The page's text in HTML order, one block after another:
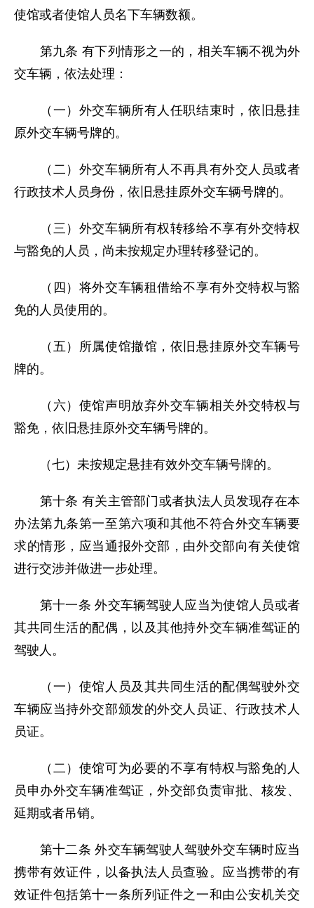
使馆或者使馆人员名下车辆数额。
第九条 有下列情形之一的，相关车辆不视为外
交车辆，依法处理：
（一）外交车辆所有人任职结束时，依旧悬挂
原外交车辆号牌的。
（二）外交车辆所有人不再具有外交人员或者
行政技术人员身份，依旧悬挂原外交车辆号牌的。
（三）外交车辆所有权转移给不享有外交特权
与豁免的人员，尚未按规定办理转移登记的。
（四）将外交车辆租借给不享有外交特权与豁
免的人员使用的。
（五）所属使馆撤馆，依旧悬挂原外交车辆号
牌的。
（六）使馆声明放弃外交车辆相关外交特权与
豁免，依旧悬挂原外交车辆号牌的。
（七）未按规定悬挂有效外交车辆号牌的。
第十条 有关主管部门或者执法人员发现存在本
办法第九条第一至第六项和其他不符合外交车辆要
求的情形，应当通报外交部，由外交部向有关使馆
进行交涉并做进一步处理。
第十一条 外交车辆驾驶人应当为使馆人员或者
其共同生活的配偶，以及其他持外交车辆准驾证的
驾驶人。
（一）使馆人员及其共同生活的配偶驾驶外交
车辆应当持外交部颁发的外交人员证、行政技术人
员证。
（二）使馆可为必要的不享有特权与豁免的人
员申办外交车辆准驾证，外交部负责审批、核发、
延期或者吊销。
第十二条 外交车辆驾驶人驾驶外交车辆时应当
携带有效证件，以备执法人员查验。应当携带的有
效证件包括第十一条所列证件之一和由公安机关交